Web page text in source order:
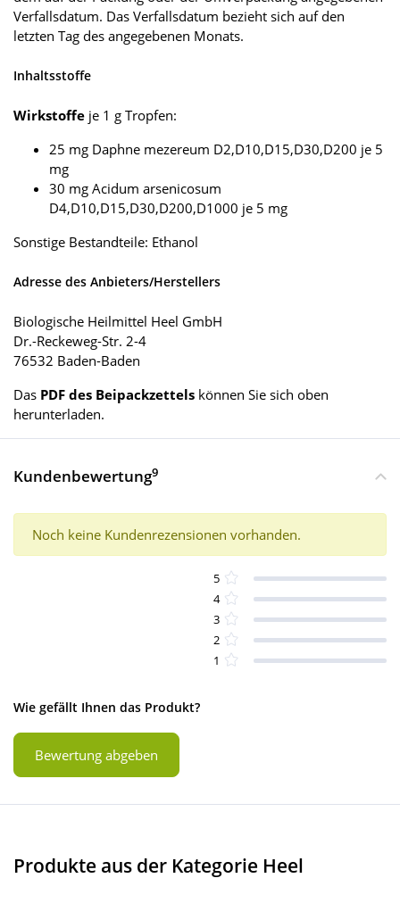
Verfallsdatum. Das Verfallsdatum bezieht sich auf den
letzten Tag des angegebenen Monats.
Inhaltsstoffe
Wirkstoffe je 1 g Tropfen:
25 mg Daphne mezereum D2,D10,D15,D30,D200 je 5
mg
30 mg Acidum arsenicosum
D4,D10,D15,D30,D200,D1000 je 5 mg
Sonstige Bestandteile: Ethanol
Adresse des Anbieters/Herstellers
Biologische Heilmittel Heel GmbH
Dr.-Reckeweg-Str. 2-4
76532 Baden-Baden
Das PDF des Beipackzettels können Sie sich oben
herunterladen.
Kundenbewertung9
Noch keine Kundenrezensionen vorhanden.
5
4
3
2
1
Wie gefällt Ihnen das Produkt?
Bewertung abgeben
Produkte aus der Kategorie Heel